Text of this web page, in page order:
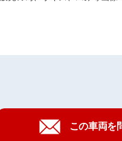
この車両を